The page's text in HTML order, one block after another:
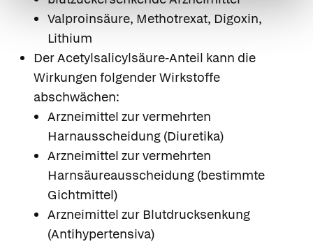
Valproinsäure, Methotrexat, Digoxin,
Lithium
Der Acetylsalicylsäure-Anteil kann die
Wirkungen folgender Wirkstoffe
abschwächen:
Arzneimittel zur vermehrten
Harnausscheidung (Diuretika)
Arzneimittel zur vermehrten
Harnsäureausscheidung (bestimmte
Gichtmittel)
Arzneimittel zur Blutdrucksenkung
(Antihypertensiva)